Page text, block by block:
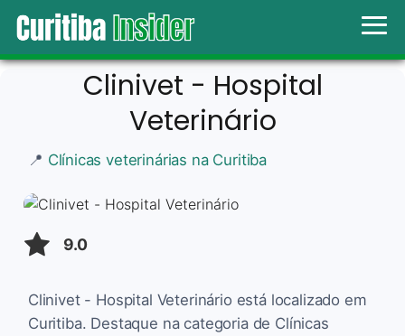
Clinivet - Hospital
Veterinário
📍 Clínicas veterinárias na Curitiba
9.0
Clinivet - Hospital Veterinário está localizado em
Curitiba. Destaque na categoria de Clínicas